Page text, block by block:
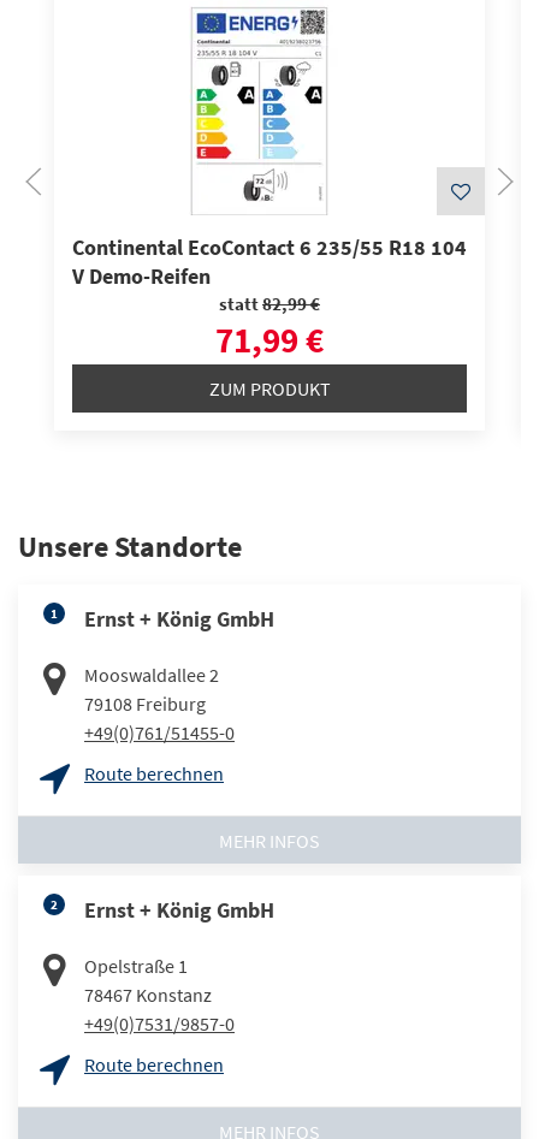
Continental EcoContact 6 235/55 R18 104
V Demo-Reifen
statt82,99 €
71,99 €
ZUM PRODUKT
Unsere Standorte
1 Ernst + König GmbH
Mooswaldallee 2
79108 Freiburg
+49(0)761/51455-0
Route berechnen
MEHR INFOS
2 Ernst + König GmbH
Opelstraße 1
78467 Konstanz
+49(0)7531/9857-0
Route berechnen
MEHR INFOS